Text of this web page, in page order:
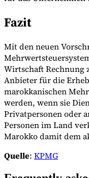
Fazit
Mit den neuen
Wirtschaft Rechnung
Anbieter für die
marokkanischen
werden, wenn sie
Privatpersonen oder
Personen im Land
Marokko damit dem
Quelle: KPMG